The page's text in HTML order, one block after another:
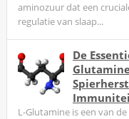
aminozuur dat een
regulatie van slaap...
De
L-Glutamine is een van